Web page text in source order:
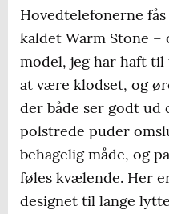
Hovedtelefonerne
kaldet Warm Stone
model, jeg har haft
at være klodset, og
der både ser godt ud
polstrede puder
behagelig måde, og
føles kvælende. Her
designet til lange